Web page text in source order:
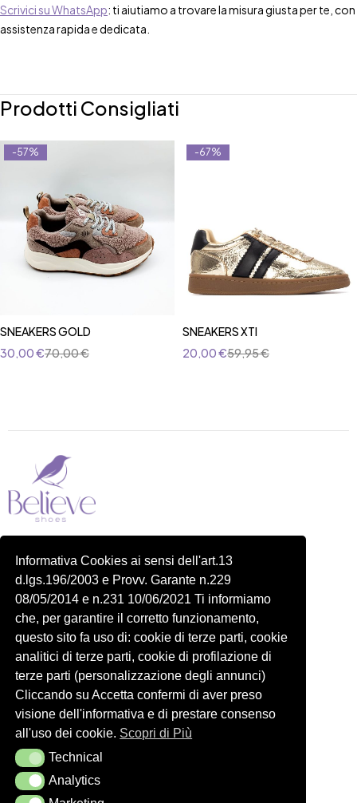
Informativa Cookies ai sensi dell'art.13
d.lgs.196/2003 e Provv. Garante n.229
08/05/2014 e n.231 10/06/2021 Ti informiamo
che, per garantire il corretto funzionamento,
questo sito fa uso di: cookie di terze parti, cookie
analitici di terze parti, cookie di profilazione di
terze parti (personalizzazione degli annunci)
Cliccando su Accetta confermi di aver preso
visione dell'informativa e di prestare consenso
all'uso dei cookie. Scopri di Più
Technical
Technical
Analytics
Analytics
Scrivici su WhatsApp: ti aiutiamo a trovare la misura giusta per te, con
assistenza rapida e dedicata.
Prodotti Consigliati
-57%
SNEAKERS GOLD
70,00€
30,00€
-67%
SNEAKERS XTI
59,95€
20,00€
P.IVA 14822091006
N.REA: RM-1548401
C.SOCIALE: €10,00
334 918 4321
Shop
Donna
Bambini
Account
Carrello
Profilo
Ordini
Wishlist